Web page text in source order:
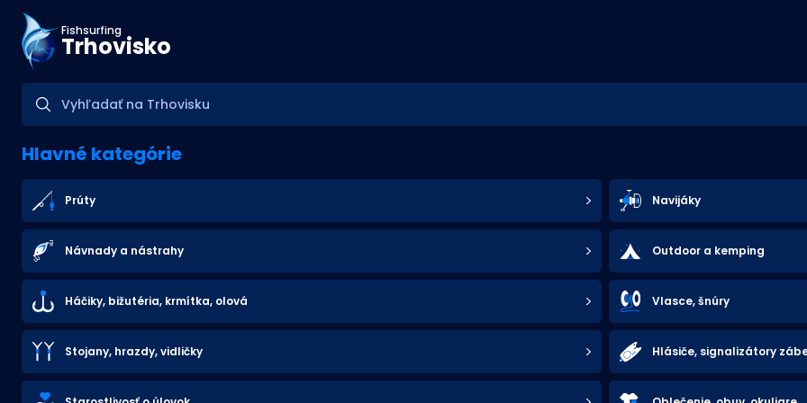
Fishsurfing
Trhovisko
Hlavné kategórie
Prúty Navijáky
Návnady a nástrahy Outdoor a kemping
Háčiky, bižutéria, krmítka, olová Vlasce, šnúry
Stojany, hrazdy, vidličky Hlásiče, signalizátory